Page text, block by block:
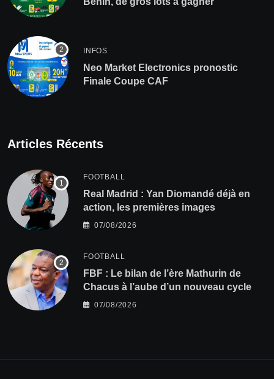
INFOS
Neo Market Electronics pronostic
Finale Coupe CAF
Articles Récents
FOOTBALL
Real Madrid : Yan Diomandé déjà en
action, les premières images
07/08/2026
FOOTBALL
FBF : Le bilan de l’ère Mathurin de
Chacus à l’aube d’un nouveau cycle
07/08/2026